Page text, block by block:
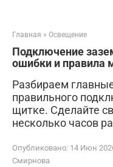
Главная » Освещение
Подключение
ошибки и правила
Разбираем
правильного
щитке. Сделайте
несколько часов
Опубликовано: 14 Июн
Смирнова